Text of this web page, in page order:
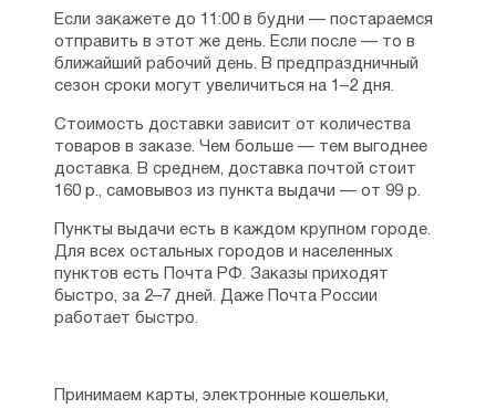
Если закажете до 11:00 в будни — постараемся
отправить в этот же день. Если после — то в
ближайший рабочий день. В предпраздничный
сезон сроки могут увеличиться на 1–2 дня.
Стоимость доставки зависит от количества
товаров в заказе. Чем больше — тем выгоднее
доставка. В среднем, доставка почтой стоит
160 р., самовывоз из пункта выдачи — от 99 р.
Пункты выдачи есть в каждом крупном городе.
Для всех остальных городов и населенных
пунктов есть Почта РФ. Заказы приходят
быстро, за 2–7 дней. Даже Почта России
работает быстро.
Принимаем карты, электронные кошельки,